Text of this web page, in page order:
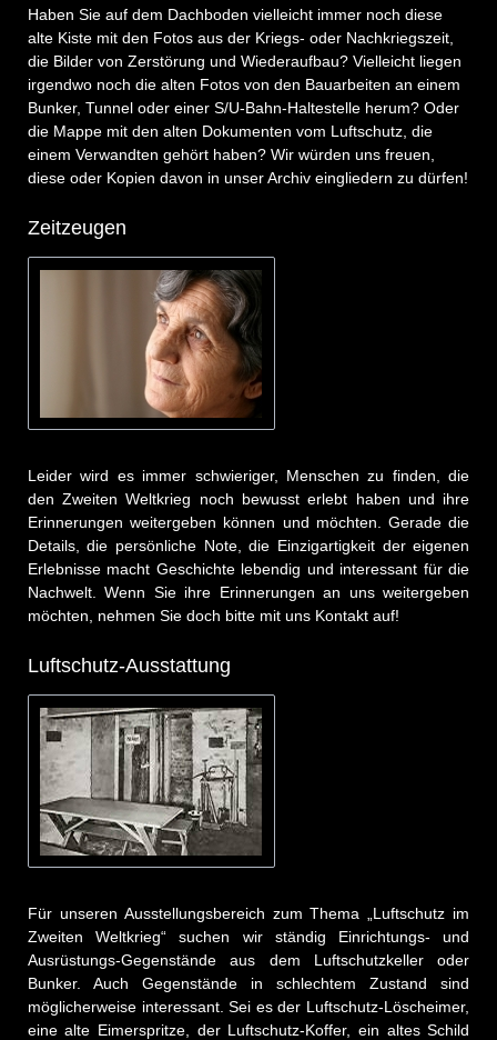
Haben Sie auf dem Dachboden vielleicht immer noch diese
alte Kiste mit den Fotos aus der Kriegs- oder Nachkriegszeit,
die Bilder von Zerstörung und Wiederaufbau? Vielleicht liegen
irgendwo noch die alten Fotos von den Bauarbeiten an einem
Bunker, Tunnel oder einer S/U-Bahn-Haltestelle herum? Oder
die Mappe mit den alten Dokumenten vom Luftschutz, die
einem Verwandten gehört haben? Wir würden uns freuen,
diese oder Kopien davon in unser Archiv eingliedern zu dürfen!
Zeitzeugen
Leider wird es immer schwieriger, Menschen zu finden, die
den Zweiten Weltkrieg noch bewusst erlebt haben und ihre
Erinnerungen weitergeben können und möchten. Gerade die
Details, die persönliche Note, die Einzigartigkeit der eigenen
Erlebnisse macht Geschichte lebendig und interessant für die
Nachwelt. Wenn Sie ihre Erinnerungen an uns weitergeben
möchten, nehmen Sie doch bitte mit uns Kontakt auf!
Luftschutz-Ausstattung
Für unseren Ausstellungsbereich zum Thema „Luftschutz im
Zweiten Weltkrieg“ suchen wir ständig Einrichtungs- und
Ausrüstungs-Gegenstände aus dem Luftschutzkeller oder
Bunker. Auch Gegenstände in schlechtem Zustand sind
möglicherweise interessant. Sei es der Luftschutz-Löscheimer,
eine alte Eimerspritze, der Luftschutz-Koffer, ein altes Schild